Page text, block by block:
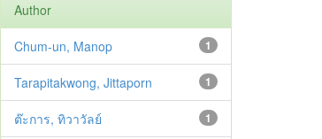
Author
1
Chum-un, Manop
1
Tarapitakwong, Jittaporn
1
ต๊ะการ, ทิวาวัลย์